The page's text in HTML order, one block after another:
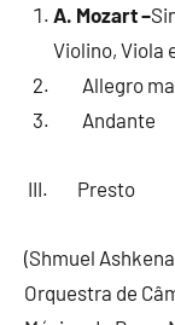
A. Mozart –
Violino, Viola
Allegro
Andante
III. Presto
(Shmuel
Orquestra de